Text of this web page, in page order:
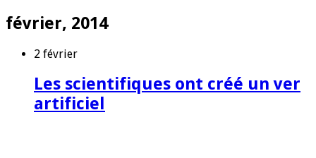
février, 2014
2 février
Les scientifiques ont créé un ver
artificiel